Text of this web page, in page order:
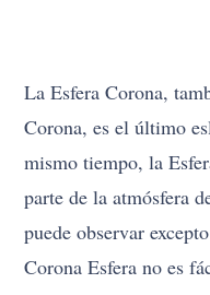
La Esfera Corona,
Corona, es el último
mismo tiempo, la
parte de la atmósfera
puede observar
Corona Esfera no es